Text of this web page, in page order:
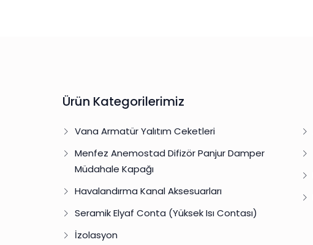
Ürün Kategorilerimiz
Vana Armatür Yalıtım Ceketleri
Menfez Anemostad Difizör Panjur Damper
Müdahale Kapağı
Havalandırma Kanal Aksesuarları
Seramik Elyaf Conta (Yüksek Isı Contası)
İzolasyon